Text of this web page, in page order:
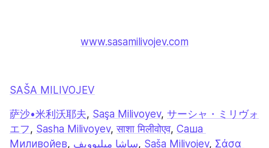
www.sasamilivojev.com
SAŠA MILIVOJEV
萨沙•米利沃耶夫, Saşa Milivoyev, サーシャ・ミリヴォ
エフ, Sasha Milivoyev, साशा मिलीवोएव, Саша
Миливойев, ساشا میلیوویف, Saša Milivojev, Σάσα